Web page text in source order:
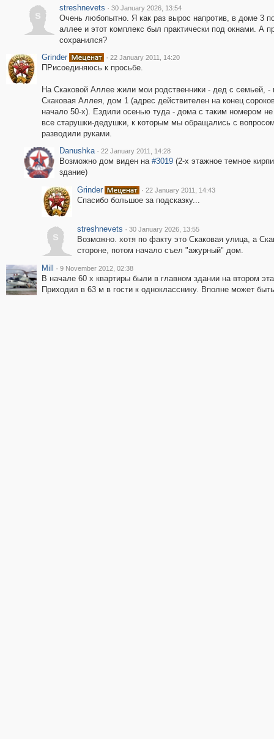
s
streshnevets · 30 January 2026, 13:54
Очень любопытно. Я как раз вырос напротив, в доме 3
аллее и этот комплекс был практически под окнами. А
сохранился?
Grinder
· 22 January 2011, 14:20
ПРисоединяюсь к просьбе.
На Скаковой Аллее жили мои родственники - дед с семьей, -
Скаковая Аллея, дом 1 (адрес действителен на конец
начало 50-х). Ездили осенью туда - дома с таким номером
все старушки-дедушки, к которым мы обращались с
разводили руками.
Danushka · 22 January 2011, 14:28
Возможно дом виден на #3019(2-х этажное темное
здание)
Grinder
· 22 January 2011, 14:43
Спасибо большое за подсказку...
s
streshnevets · 30 January 2026, 13:55
Возможно. хотя по факту это Скаковая улица, а
стороне, потом начало съел "ажурный" дом.
Mill
· 9 November 2012, 02:38
В начале 60 х квартиры были в главном здании на втором
Приходил в 63 м в гости к однокласснику. Вполне может